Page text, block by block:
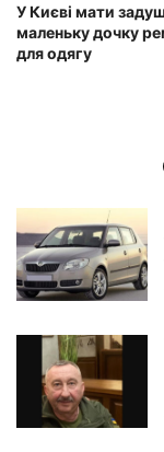
У Києві мати
маленьку дочку
для одягу